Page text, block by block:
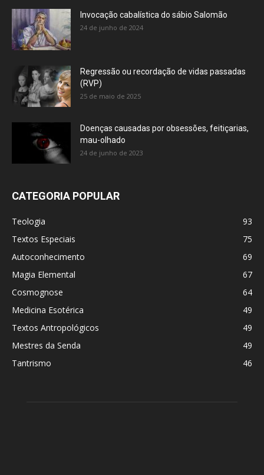
Invocação cabalística do sábio Salomão
24 de junho de 2024
Regressão ou recordação de vidas passadas
(RVP)
25 de maio de 2025
Doenças causadas por obsessões, feitiçarias,
mau-olhado
24 de junho de 2023
CATEGORIA POPULAR
Teologia
93
Textos Especiais
75
Autoconhecimento
69
Magia Elemental
67
Cosmognose
64
Medicina Esotérica
49
Textos Antropológicos
49
Mestres da Senda
49
Tantrismo
46